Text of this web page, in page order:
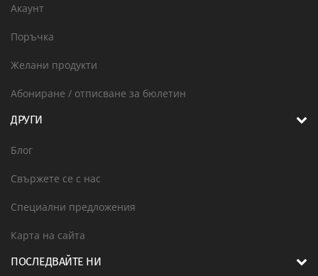
Акаунт
Поръчка
Желани продукти
Абониране / отписване за бюлетин
ДРУГИ
Блог
Свържете се с нас
Специални предложения
Карта на сайта
ПОСЛЕДВАЙТЕ НИ